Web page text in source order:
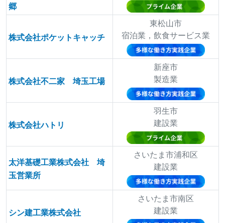
郷
株式会社ポケットキャッチ
東松山市
宿泊業，飲食サービス業
株式会社不二家 埼玉工場
新座市
製造業
株式会社ハトリ
羽生市
建設業
太洋基礎工業株式会社 埼
玉営業所
さいたま市浦和区
建設業
シン建工業株式会社
さいたま市南区
建設業